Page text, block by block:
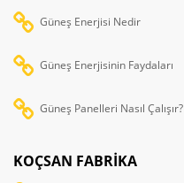
Güneş Enerjisi Nedir
Güneş Enerjisinin Faydaları
Güneş Panelleri Nasıl Çalışır?
KOÇSAN FABRİKA